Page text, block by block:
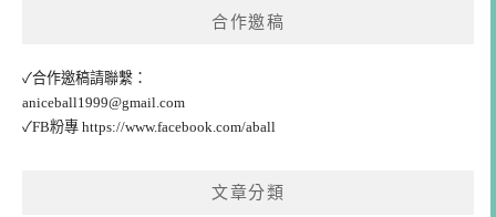
合作邀稿
✓合作邀稿請聯繫：
aniceball1999@gmail.com
✓FB粉專 https://www.facebook.com/aball
文章分類